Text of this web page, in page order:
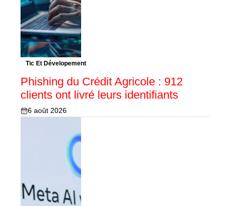
Tic Et Dévelopement
Phishing du Crédit Agricole : 912
clients ont livré leurs identifiants
6 août 2026